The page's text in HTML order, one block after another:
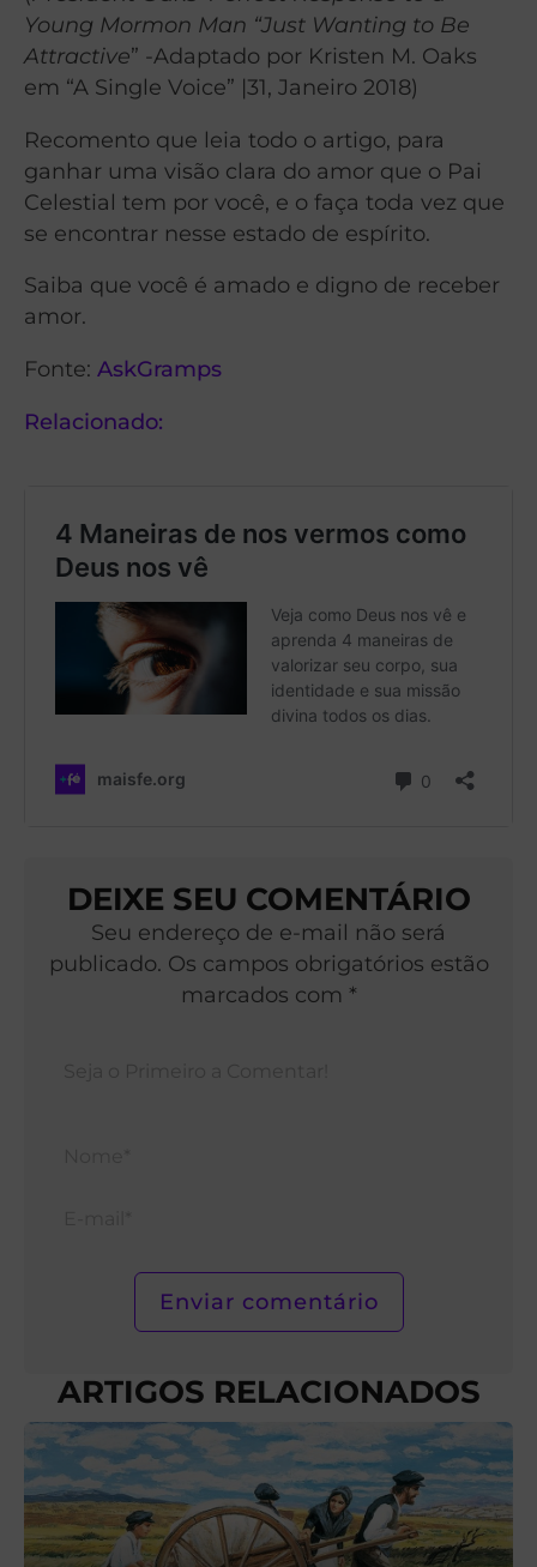
Young Mormon Man “Just Wanting to Be
Attractive” -Adaptado por Kristen M. Oaks
em “A Single Voice” |31, Janeiro 2018)
Recomento que leia todo o artigo, para
ganhar uma visão clara do amor que o Pai
Celestial tem por você, e o faça toda vez que
se encontrar nesse estado de espírito.
Saiba que você é amado e digno de receber
amor.
Fonte: AskGramps
Relacionado:
DEIXE SEU COMENTÁRIO
Seu endereço de e-mail não será
publicado. Os campos obrigatórios estão
marcados com *
ARTIGOS RELACIONADOS